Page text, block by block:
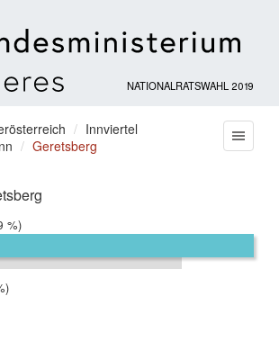
NATIONALRATSWAHL 2019
Innviertel
Geretsberg
%